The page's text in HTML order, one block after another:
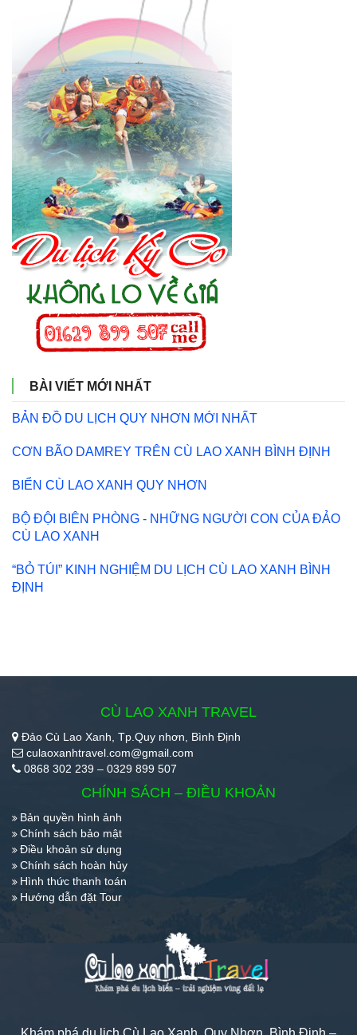
BÀI VIẾT MỚI NHẤT
BẢN ĐỒ DU LỊCH QUY NHƠN MỚI NHẤT
CƠN BÃO DAMREY TRÊN CÙ LAO XANH BÌNH ĐỊNH
BIỂN CÙ LAO XANH QUY NHƠN
BỘ ĐỘI BIÊN PHÒNG - NHỮNG NGƯỜI CON CỦA ĐẢO
CÙ LAO XANH
“BỎ TÚI” KINH NGHIỆM DU LỊCH CÙ LAO XANH BÌNH
ĐỊNH
CÙ LAO XANH TRAVEL
Đảo Cù Lao Xanh, Tp.Quy nhơn, Bình Định
culaoxanhtravel.com@gmail.com
0868 302 239 – 0329 899 507
CHÍNH SÁCH – ĐIỀU KHOẢN
Bản quyền hình ảnh
Chính sách bảo mật
Điều khoản sử dụng
Chính sách hoàn hủy
Hình thức thanh toán
Hướng dẫn đặt Tour